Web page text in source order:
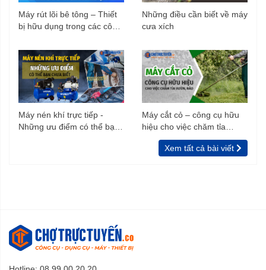
Máy rút lõi bê tông – Thiết
bị hữu dụng trong các công
Những điều cần biết về máy
cưa xích
Máy nén khí trực tiếp -
Những ưu điểm có thể bạn
Máy cắt cỏ – công cụ hữu
hiệu cho việc chăm tỉa
vườn, rào
Xem tất cả bài viết